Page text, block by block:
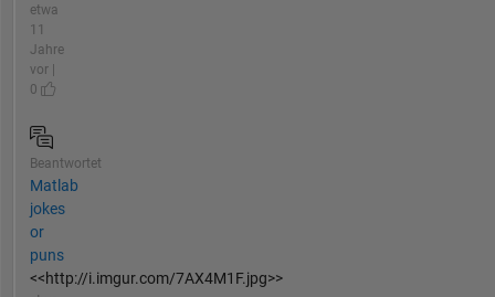
etwa
11
Jahre
vor |
0
Beantwortet
Matlab
jokes
or
puns
<<http://i.imgur.com/7AX4M1F.jpg>>